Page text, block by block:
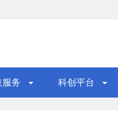
服务 科创平台